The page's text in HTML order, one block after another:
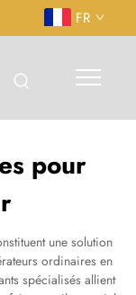
FR
pour
une solution
ordinaires en
spécialisés allient